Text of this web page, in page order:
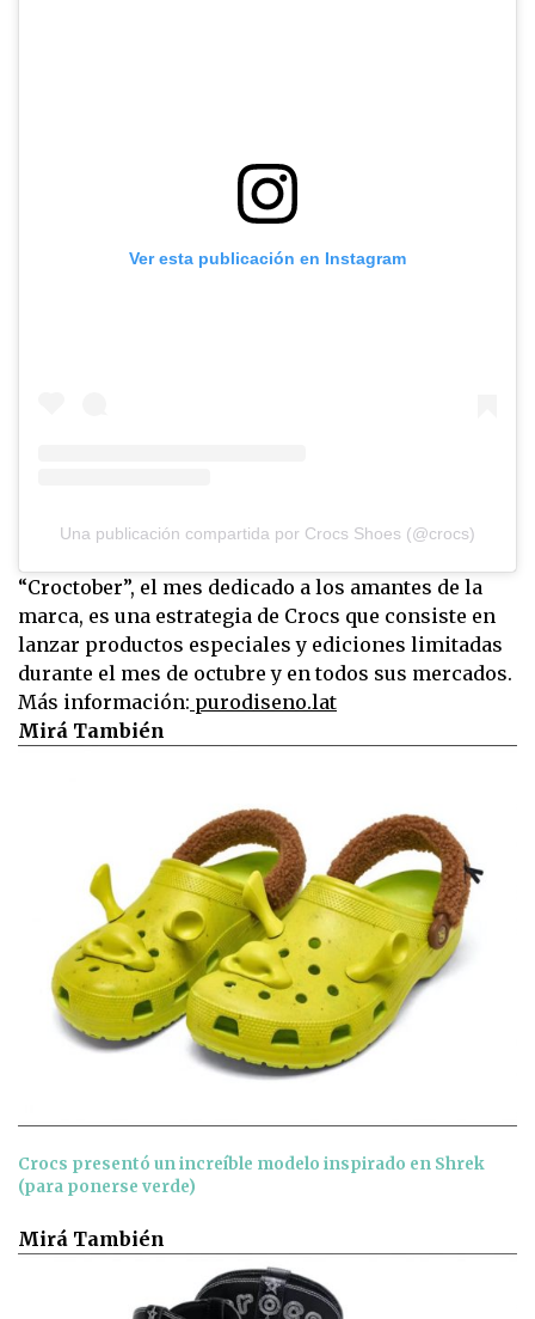
Ver esta publicación en Instagram
Una publicación compartida por Crocs Shoes (@crocs)
“Croctober”, el mes dedicado a los amantes de la
marca, es una estrategia de Crocs que consiste en
lanzar productos especiales y ediciones limitadas
durante el mes de octubre y en todos sus mercados.
Más información: purodiseno.lat
Mirá También
Crocs presentó un increíble modelo inspirado en Shrek
(para ponerse verde)
Mirá También